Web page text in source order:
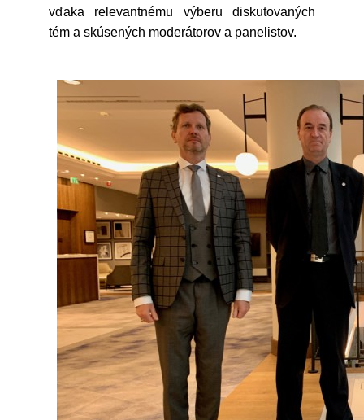
vďaka relevantnému výberu diskutovaných
tém a skúsených moderátorov a panelistov.